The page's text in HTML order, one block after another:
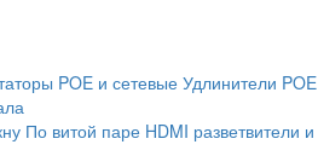
POE и сетевые Удлинители POE
По витой паре HDMI разветвители